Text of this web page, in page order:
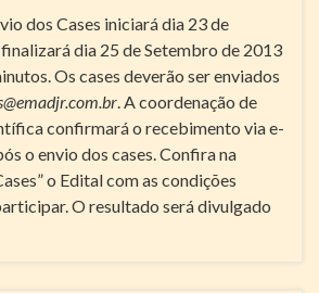
dos Cases iniciará dia 23 de
dia 25 de Setembro de 2013
Os cases deverão ser enviados
. A coordenação de
confirmará o recebimento via e-
o envio dos cases. Confira na
o Edital com as condições
O resultado será divulgado